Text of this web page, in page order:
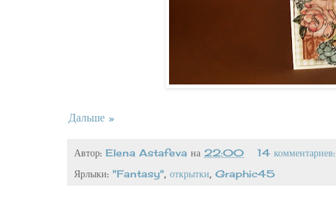
Дальше »
Автор: Elena Astafeva на 22:00
14 комментариев:
Ярлыки: "Fantasy", открытки, Graphic45